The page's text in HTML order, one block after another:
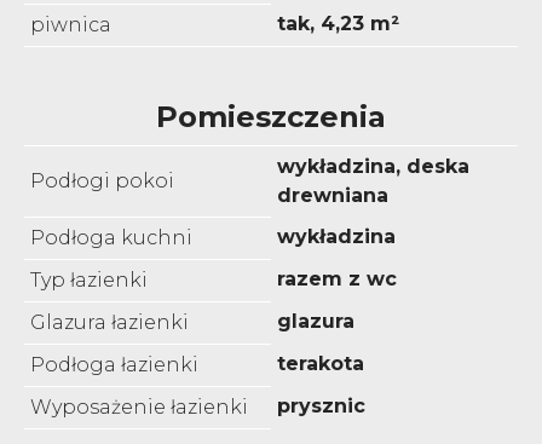
piwnica
tak, 4,23 m²
Pomieszczenia
Podłogi pokoi
wykładzina, deska
drewniana
Podłoga kuchni
wykładzina
Typ łazienki
razem z wc
Glazura łazienki
glazura
Podłoga łazienki
terakota
Wyposażenie łazienki
prysznic